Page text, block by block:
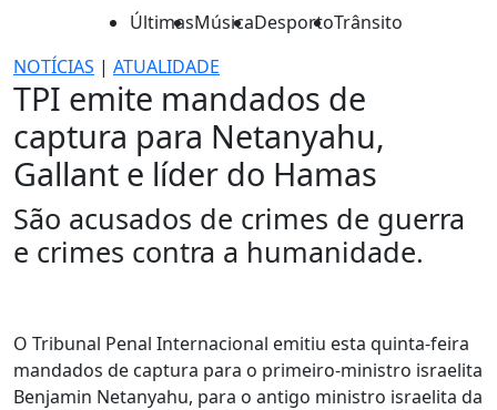
ÚltimasMúsicaDesportoTrânsito
NOTÍCIAS | ATUALIDADE
TPI emite mandados de
captura para Netanyahu,
Gallant e líder do Hamas
São acusados de crimes de guerra
e crimes contra a humanidade.
O Tribunal Penal Internacional emitiu esta quinta-feira
mandados de captura para o primeiro-ministro israelita
Benjamin Netanyahu, para o antigo ministro israelita da